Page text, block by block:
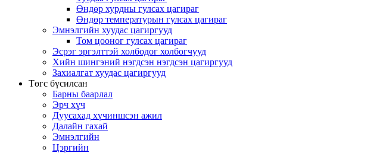
Өндөр хурдны гулсах цагираг
Өндөр температурын гулсах цагираг
Эмнэлгийн хуудас цагиргууд
Том цооног гулсах цагираг
Эсрэг эргэлттэй холбодог холбогчууд
Хийн шингэний нэгдсэн нэгдсэн цагиргууд
Захиалгат хуудас цагиргууд
Төгс бүсилсан
Барны баарлал
Эрч хүч
Дуусахад хүчиншсэн ажил
Далайн гахай
Эмнэлгийн
Цэргийн